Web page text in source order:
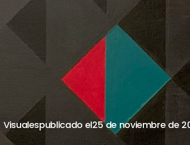
ALICIA
HÉCTOR
MIRANDA-
NOVIEMBRE
Visualespublicado el25 de noviembre de